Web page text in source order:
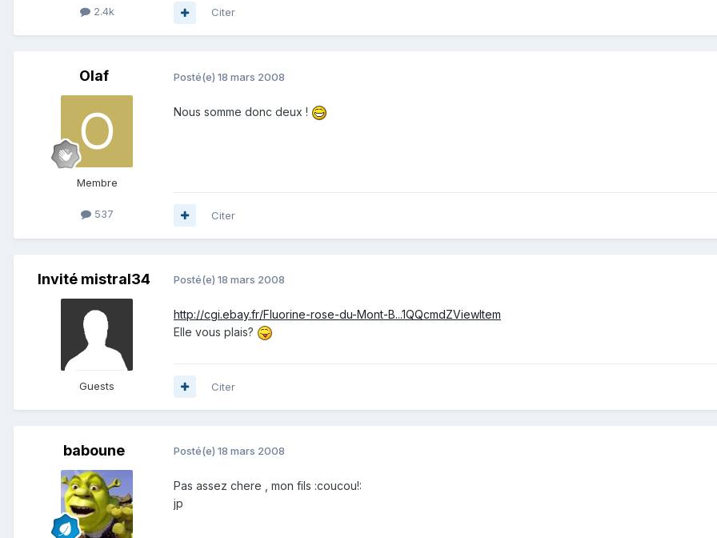
2.4k Citer
Olaf
Membre
537
Posté(e) 18 mars 2008
Nous somme donc deux !
Citer
Invité mistral34
Guests
Posté(e) 18 mars 2008
http://cgi.ebay.fr/Fluorine-rose-du-Mont-B...1QQcmdZViewItem
Elle vous plais?
Citer
baboune Posté(e) 18 mars 2008
Pas assez chere , mon fils :coucou!:
jp